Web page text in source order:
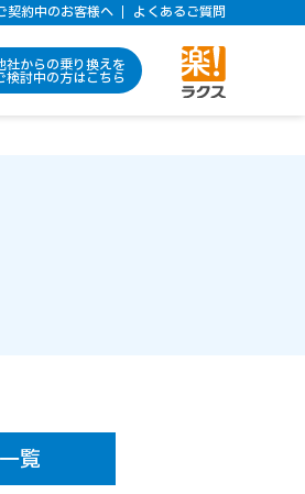
契約中のお客様へ よくあるご質問
社からの乗り換えを
検討中の方はこちら
覧